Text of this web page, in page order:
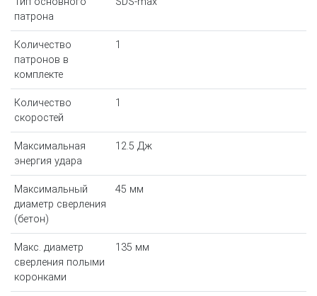
патрона
Количество
патронов в
комплекте
1
Количество
скоростей
1
Максимальная
энергия удара
12.5 Дж
Максимальный
диаметр сверления
(бетон)
45 мм
Макс. диаметр
сверления полыми
коронками
135 мм